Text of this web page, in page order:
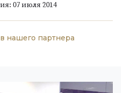
07 июля 2014
нашего партнера